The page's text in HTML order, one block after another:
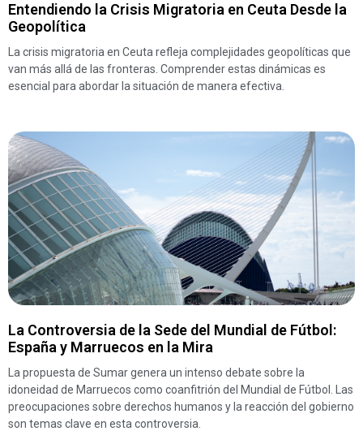
Entendiendo la Crisis Migratoria en Ceuta Desde la
Geopolítica
La crisis migratoria en Ceuta refleja complejidades geopolíticas que
van más allá de las fronteras. Comprender estas dinámicas es
esencial para abordar la situación de manera efectiva.
La Controversia de la Sede del Mundial de Fútbol:
España y Marruecos en la Mira
La propuesta de Sumar genera un intenso debate sobre la
idoneidad de Marruecos como coanfitrión del Mundial de Fútbol. Las
preocupaciones sobre derechos humanos y la reacción del gobierno
son temas clave en esta controversia.